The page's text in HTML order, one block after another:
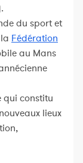
du sport et
Fédération
au Mans
qui constitu
lieux